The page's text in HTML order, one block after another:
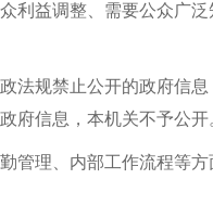
益调整、需要公众广泛
规禁止公开的政府信息
府信息，本机关不予公开
理、内部工作流程等方